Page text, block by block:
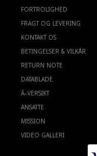
FORTROLIGHED
FRAGT OG LEVERING
KONTAKT OS
BETINGELSER & VILKÅR
RETURN NOTE
DATABLADE
Ã–VERSIKT
ANSATTE
MISSION
VIDEO GALLERI